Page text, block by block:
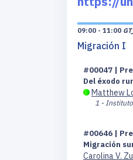
09:00 - 11:00
Migración I
#00047 |
Del éxodo
Matthew
1 -
#00646 |
Migración
Carolina V.